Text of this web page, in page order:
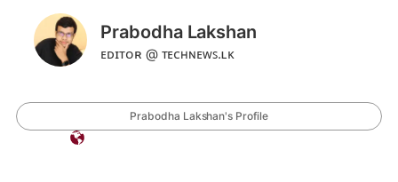
Prabodha Lakshan
ᴇᴅɪᴛᴏʀ @ ᴛᴇᴄʜɴᴇᴡꜱ.ʟᴋ
Prabodha Lakshan's Profile